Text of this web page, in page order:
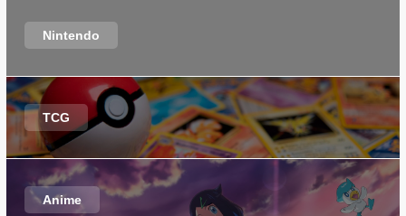
Nintendo
TCG
Anime